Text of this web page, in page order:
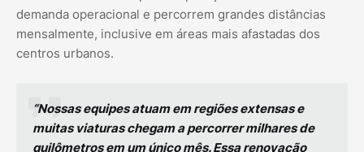
demanda operacional e percorrem grandes distâncias
mensalmente, inclusive em áreas mais afastadas dos
centros urbanos.
“Nossas equipes atuam em regiões extensas e
muitas viaturas chegam a percorrer milhares de
quilômetros em um único mês. Essa renovação